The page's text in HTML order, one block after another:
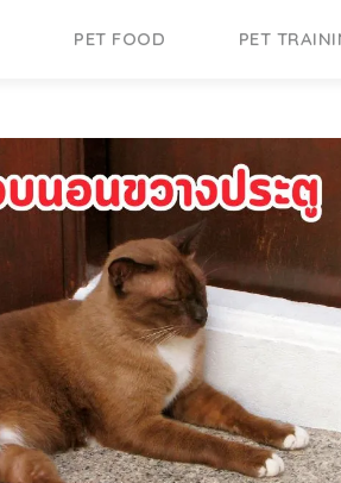
PET FOOD PET